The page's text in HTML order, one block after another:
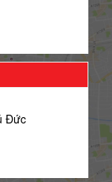
Đức